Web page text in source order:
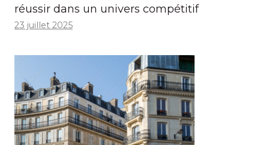
réussir dans un univers compétitif
23 juillet 2025